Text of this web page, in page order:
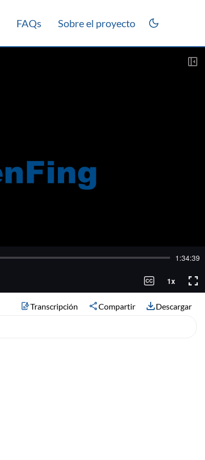
FAQs Sobre el proyecto
Transcripción Compartir Descargar